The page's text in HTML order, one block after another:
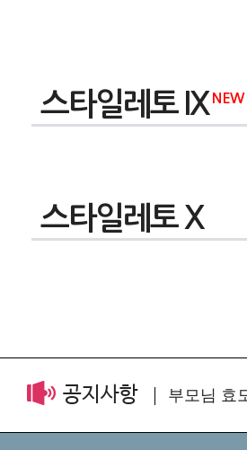
스타일레토 IX
스타일레토 X
공지사항 부모님 효